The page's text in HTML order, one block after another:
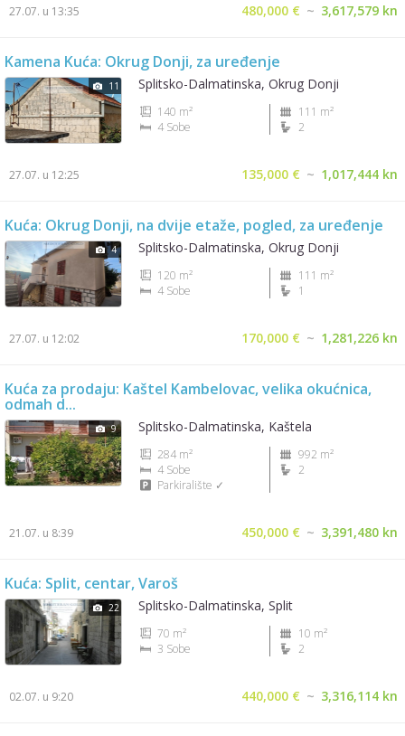
480,000 € ~ 3,617,579 kn
27.07. u 13:35
Kamena Kuća: Okrug Donji, za uređenje
11 Splitsko-Dalmatinska, Okrug Donji
140 m²
111 m²
4 Sobe
2
135,000 € ~ 1,017,444 kn
27.07. u 12:25
Kuća: Okrug Donji, na dvije etaže, pogled, za uređenje
4 Splitsko-Dalmatinska, Okrug Donji
120 m²
111 m²
4 Sobe
1
170,000 € ~ 1,281,226 kn
27.07. u 12:02
Kuća za prodaju: Kaštel Kambelovac, velika okućnica,
odmah d...
9 Splitsko-Dalmatinska, Kaštela
284 m²
992 m²
4 Sobe
2
Parkiralište ✓
450,000 € ~ 3,391,480 kn
21.07. u 8:39
Kuća: Split, centar, Varoš
22 Splitsko-Dalmatinska, Split
70 m²
10 m²
3 Sobe
2
440,000 € ~ 3,316,114 kn
02.07. u 9:20